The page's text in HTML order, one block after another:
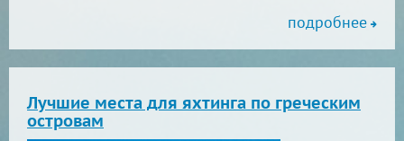
подробнее
Лучшие места для яхтинга по греческим
островам